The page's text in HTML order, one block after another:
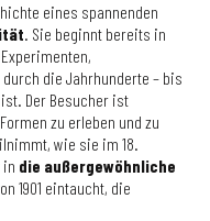
eines spannenden
. Sie beginnt bereits in
die Jahrhunderte – bis
Der Besucher ist
zu erleben und zu
wie sie im 18.
die außergewöhnliche
1901 eintaucht, die